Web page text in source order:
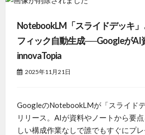
NotebookLM「スライドデッキ
フィック自動生成──GoogleがAI
innovaTopia
2025年11月21日
GoogleのNotebookLMが「スライド
リリース。AIが資料やノートから要
しい構成作業なしで誰でもすぐにプ